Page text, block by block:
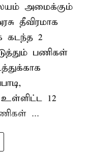
அமைக்கும்
தீவிரமாக
கடந்த 2
பணிகள்
12
...